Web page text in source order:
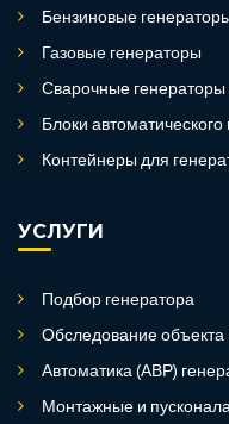
Бензиновые
Газовые генераторы
Сварочные генераторы
Блоки
Контейнеры для
УСЛУГИ
Подбор генератора
Обследование объекта
Автоматика (АВР)
Монтажные и